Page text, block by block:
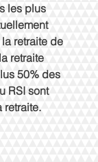
les plus
retraite de
retraite
50% des
RSI sont
retraite.